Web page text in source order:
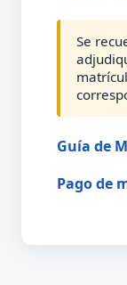
Se
Guía de
Pago de